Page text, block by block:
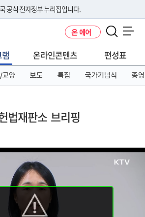
공식 전자정부 누리집입니다.
하기
다른 도메인 주소를 사용하고 있다면 아래 URL에
해 보세요
온 에어
온라인콘텐츠 편성표
교양 보도 특집 국가기념식 종영
법재판소 브리핑